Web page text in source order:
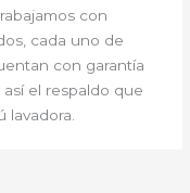
con
cada uno de
con garantía
el respaldo que
lavadora.